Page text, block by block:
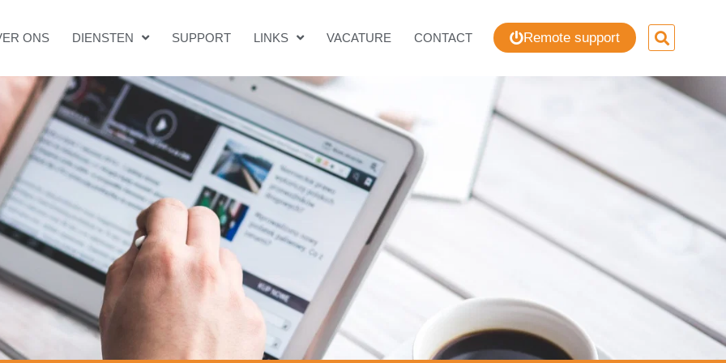
ONS DIENSTEN SUPPORT LINKS VACATURE CONTACT Remote support